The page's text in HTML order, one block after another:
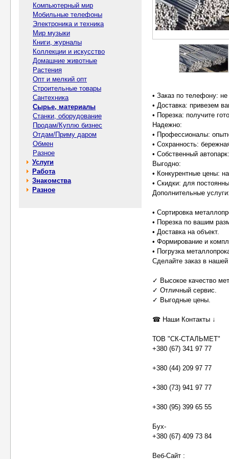
Компьютерный мир
Мобильные телефоны
Электроника и техника
Мир музыки
Книги, журналы
Коллекции и искусство
Домашние животные
Растения
Опт и мелкий опт
Строительные товары
Сантехника
Сырье, материалы
Станки, оборудование
Продам/Куплю бизнес
Отдам/Приму даром
Обмен
Разное
Услуги
Работа
Знакомства
Разное
• Заказ по телефону:
• Доставка: привезем
• Порезка: получите
Надежно:
• Профессионалы:
• Сохранность:
• Собственный
Выгодно:
• Конкурентные цены:
• Скидки: для
Дополнительные
• Сортировка
• Порезка по вашим
• Доставка на объект.
• Формирование и
• Погрузка
Сделайте заказ в
✓ Высокое качество
✓ Отличный сервис.
✓ Выгодные цены.
☎ Наши Контакты ↓
ТОВ "СК-СТАЛЬМЕТ"
+380 (67) 341 97 77
+380 (44) 209 97 77
+380 (73) 941 97 77
+380 (95) 399 65 55
Бух-
+380 (67) 409 73 84
Веб-Сайт :